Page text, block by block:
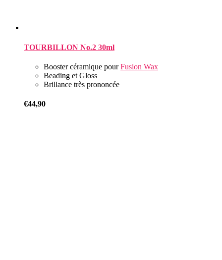
TOURBILLON No.2 30ml
Booster céramique pourFusion Wax
Beading et Gloss
Brillance très prononcée
€44,90